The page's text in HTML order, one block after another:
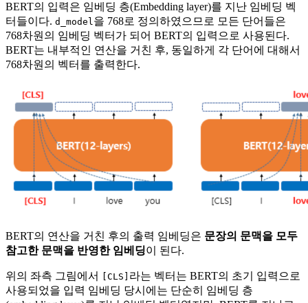
BERT의 입력은 임베딩 층(Embedding layer)를 지난 임베딩 벡
터들이다. d_model을 768로 정의하였으므로 모든 단어들은
768차원의 임베딩 벡터가 되어 BERT의 입력으로 사용된다.
BERT는 내부적인 연산을 거친 후, 동일하게 각 단어에 대해서
768차원의 벡터를 출력한다.
BERT의 연산을 거친 후의 출력 임베딩은 문장의 문맥을 모두
참고한 문맥을 반영한 임베딩이 된다.
위의 좌측 그림에서 [CLS] 라는 벡터는 BERT의 초기 입력으로
사용되었을 입력 임베딩 당시에는 단순히 임베딩 층